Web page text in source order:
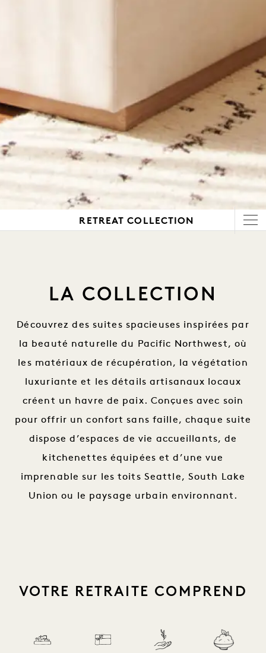
RETREAT COLLECTION
LA COLLECTION
Découvrez des suites spacieuses inspirées par
la beauté naturelle du Pacific Northwest, où
les matériaux de récupération, la végétation
luxuriante et les détails artisanaux locaux
créent un havre de paix. Conçues avec soin
pour offrir un confort sans faille, chaque suite
dispose d’espaces de vie accueillants, de
kitchenettes équipées et d’une vue
imprenable sur les toits Seattle, South Lake
Union ou le paysage urbain environnant.
VOTRE RETRAITE COMPREND